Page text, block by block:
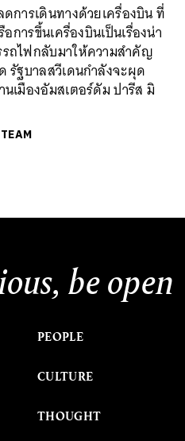
การเดินทางด้วยเครื่องบิน ที่
การขึ้นเครื่องบินเป็นเรื่องน่า
ถไฟกลับมาให้ความสำคัญ
รัฐบาลสวีเดนกำลังจะผุด
เมืองอัมสเตอร์ดัม ปารีส มิ
be open
PEOPLE
CULTURE
THOUGHT